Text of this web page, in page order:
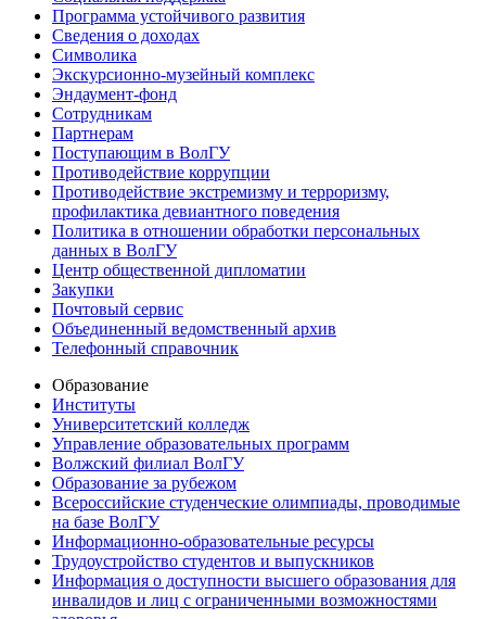
Программа устойчивого развития
Сведения о доходах
Символика
Экскурсионно-музейный комплекс
Эндаумент-фонд
Сотрудникам
Партнерам
Поступающим в ВолГУ
Противодействие коррупции
Противодействие экстремизму и терроризму,
профилактика девиантного поведения
Политика в отношении обработки персональных
данных в ВолГУ
Центр общественной дипломатии
Закупки
Почтовый сервис
Объединенный ведомственный архив
Телефонный справочник
Образование
Институты
Университетский колледж
Управление образовательных программ
Волжский филиал ВолГУ
Образование за рубежом
Всероссийские студенческие олимпиады, проводимые
на базе ВолГУ
Информационно-образовательные ресурсы
Трудоустройство студентов и выпускников
Информация о доступности высшего образования для
инвалидов и лиц с ограниченными возможностями